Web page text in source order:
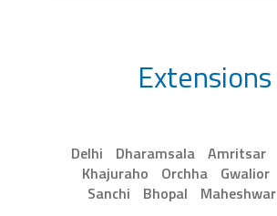
Extensions
Delhi Dharamsala Amritsar
Khajuraho
Orchha Gwalior
Sanchi
Bhopal Maheshwar